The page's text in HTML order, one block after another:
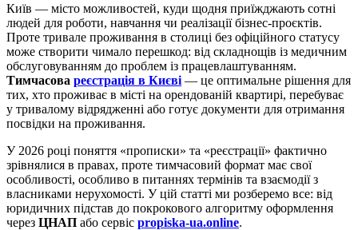
Київ — місто можливостей, куди щодня приїжджають сотні
людей для роботи, навчання чи реалізації бізнес-проєктів.
Проте тривале проживання в столиці без офіційного статусу
може створити чимало перешкод: від складнощів із медичним
обслуговуванням до проблем із працевлаштуванням.
Тимчасова реєстрація в Києві — це оптимальне рішення для
тих, хто проживає в місті на орендованій квартирі, перебуває
у тривалому відрядженні або готує документи для отримання
посвідки на проживання.
У 2026 році поняття «прописки» та «реєстрації» фактично
зрівнялися в правах, проте тимчасовий формат має свої
особливості, особливо в питаннях термінів та взаємодії з
власниками нерухомості. У цій статті ми розберемо все: від
юридичних підстав до покрокового алгоритму оформлення
через ЦНАП або сервіс propiska-ua.online.